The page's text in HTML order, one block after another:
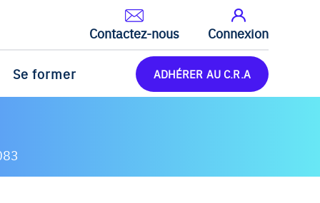
Contactez-nous Connexion
Se former ADHÉRER AU C.R.A